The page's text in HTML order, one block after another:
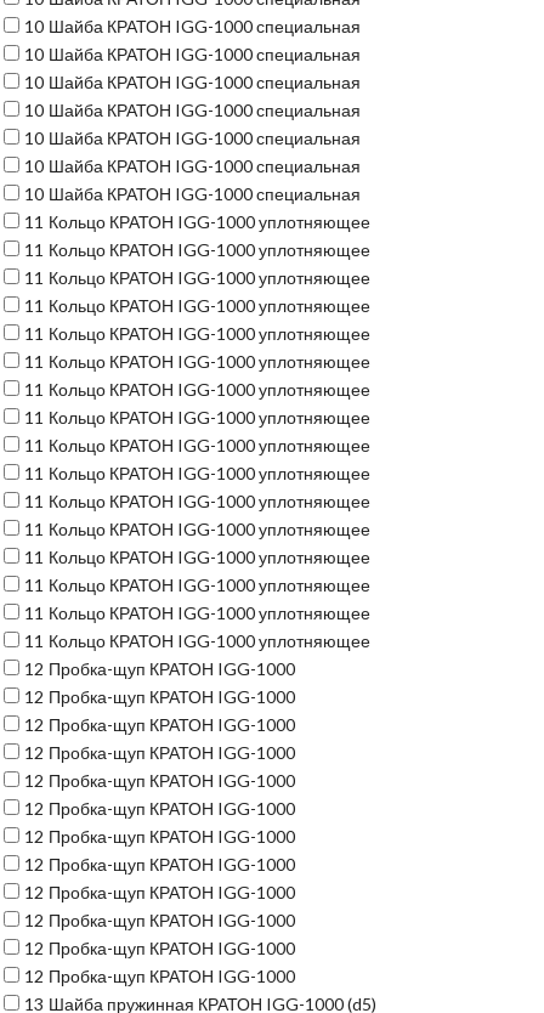
10 Шайба КРАТОН IGG-1000 специальная
10 Шайба КРАТОН IGG-1000 специальная
10 Шайба КРАТОН IGG-1000 специальная
10 Шайба КРАТОН IGG-1000 специальная
10 Шайба КРАТОН IGG-1000 специальная
10 Шайба КРАТОН IGG-1000 специальная
10 Шайба КРАТОН IGG-1000 специальная
11 Кольцо КРАТОН IGG-1000 уплотняющее
11 Кольцо КРАТОН IGG-1000 уплотняющее
11 Кольцо КРАТОН IGG-1000 уплотняющее
11 Кольцо КРАТОН IGG-1000 уплотняющее
11 Кольцо КРАТОН IGG-1000 уплотняющее
11 Кольцо КРАТОН IGG-1000 уплотняющее
11 Кольцо КРАТОН IGG-1000 уплотняющее
11 Кольцо КРАТОН IGG-1000 уплотняющее
11 Кольцо КРАТОН IGG-1000 уплотняющее
11 Кольцо КРАТОН IGG-1000 уплотняющее
11 Кольцо КРАТОН IGG-1000 уплотняющее
11 Кольцо КРАТОН IGG-1000 уплотняющее
11 Кольцо КРАТОН IGG-1000 уплотняющее
11 Кольцо КРАТОН IGG-1000 уплотняющее
11 Кольцо КРАТОН IGG-1000 уплотняющее
11 Кольцо КРАТОН IGG-1000 уплотняющее
12 Пробка-щуп КРАТОН IGG-1000
12 Пробка-щуп КРАТОН IGG-1000
12 Пробка-щуп КРАТОН IGG-1000
12 Пробка-щуп КРАТОН IGG-1000
12 Пробка-щуп КРАТОН IGG-1000
12 Пробка-щуп КРАТОН IGG-1000
12 Пробка-щуп КРАТОН IGG-1000
12 Пробка-щуп КРАТОН IGG-1000
12 Пробка-щуп КРАТОН IGG-1000
12 Пробка-щуп КРАТОН IGG-1000
12 Пробка-щуп КРАТОН IGG-1000
12 Пробка-щуп КРАТОН IGG-1000
13 Шайба пружинная КРАТОН IGG-1000 (d5)